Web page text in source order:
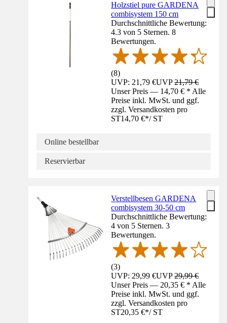
Holzstiel pure GARDENA
combisystem 150 cm
Durchschnittliche Bewertung:
4.3 von 5 Sternen. 8
Bewertungen.
(8)
UVP: 21,79 €UVP21,79 €
Unser Preis — 14,70 € * Alle
Preise inkl. MwSt. und ggf.
zzgl. Versandkosten pro
ST14,70 €*/ ST
Online bestellbar
Reservierbar
Verstellbesen GARDENA
combisystem 30-50 cm
Durchschnittliche Bewertung:
4 von 5 Sternen. 3
Bewertungen.
(3)
UVP: 29,99 €UVP29,99 €
Unser Preis — 20,35 € * Alle
Preise inkl. MwSt. und ggf.
zzgl. Versandkosten pro
ST20,35 €*/ ST